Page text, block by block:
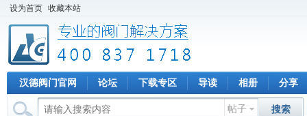
设为首页 收藏本站
汉德阀门官网 论坛 下载专区 导读 相册 分享
帖子 搜索